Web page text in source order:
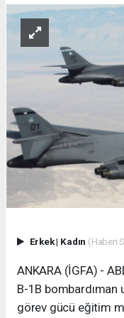
Erkek| Kadın (Haberi
ANKARA (İGFA) -
B-1B bombardıman
görev gücü eğitim